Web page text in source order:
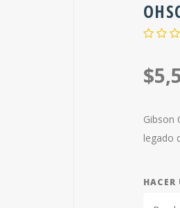
Gibson
legado
HACER